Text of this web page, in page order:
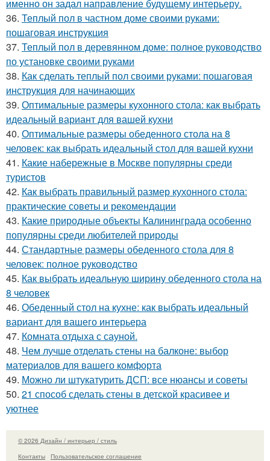
именно он задал направление будущему интерьеру.
36. Теплый пол в частном доме своими руками:
пошаговая инструкция
37. Теплый пол в деревянном доме: полное руководство
по установке своими руками
38. Как сделать теплый пол своими руками: пошаговая
инструкция для начинающих
39. Оптимальные размеры кухонного стола: как выбрать
идеальный вариант для вашей кухни
40. Оптимальные размеры обеденного стола на 8
человек: как выбрать идеальный стол для вашей кухни
41. Какие набережные в Москве популярны среди
туристов
42. Как выбрать правильный размер кухонного стола:
практические советы и рекомендации
43. Какие природные объекты Калининграда особенно
популярны среди любителей природы
44. Стандартные размеры обеденного стола для 8
человек: полное руководство
45. Как выбрать идеальную ширину обеденного стола на
8 человек
46. Обеденный стол на кухне: как выбрать идеальный
вариант для вашего интерьера
47. Комната отдыха с сауной.
48. Чем лучше отделать стены на балконе: выбор
материалов для вашего комфорта
49. Можно ли штукатурить ДСП: все нюансы и советы
50. 21 способ сделать стены в детской красивее и
уютнее
© 2026 Дизайн / интерьер / стиль
Контакты
Пользовательское соглашение